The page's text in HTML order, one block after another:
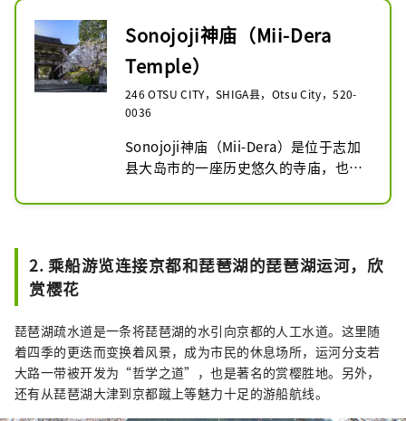
Sonojoji神庙（Mii-Dera
Temple）
246 OTSU CITY，SHIGA县，Otsu City，520-
0036
Sonojoji神庙（Mii-Dera）是位于志加
县大岛市的一座历史悠久的寺庙，也被
约1,000棵樱桃树，在春季，您会发现
很迷人，使您可以欣赏统一历史和自然
在Mii-Dera看到樱花的最佳时间是每年
早期至4月中旬。点燃的是在晚上完成
的，使您可以在晚上在奇妙的氛围中享
用樱花。亮点之一是“ Mitsui no Ban
Bell”的结合，这是日本的三个大铃铛
2. 乘船游览连接京都和琵琶湖的琵琶湖运河，欣
赏樱花
琵琶湖疏水道是一条将琵琶湖的水引向京都的人工水道。这里随
着四季的更迭而变换着风景，成为市民的休息场所，运河分支若
大路一带被开发为“哲学之道”，也是著名的赏樱胜地。另外，
还有从琵琶湖大津到京都蹴上等魅力十足的游船航线。